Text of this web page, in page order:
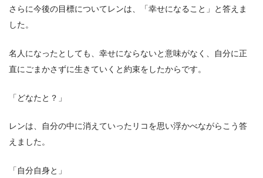
さらに今後の目標についてレンは、「幸せになること」と答えま
した。
名人になったとしても、幸せにならないと意味がなく、自分に正
直にごまかさずに生きていくと約束をしたからです。
「どなたと？」
レンは、自分の中に消えていったリコを思い浮かべながらこう答
えました。
「自分自身と」